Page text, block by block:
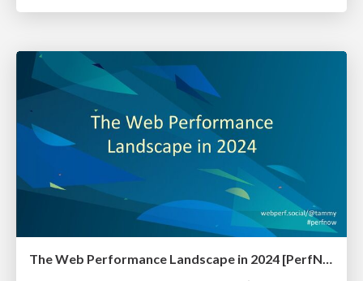
The Web Performance Landscape in 2024 [PerfNow 2024]